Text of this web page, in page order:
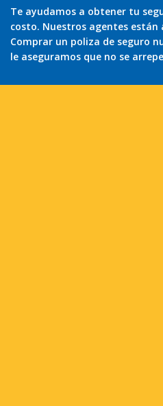
Te ayudamos a obtener tu
costo. Nuestros agentes
Comprar un poliza de seguro
le aseguramos que no se